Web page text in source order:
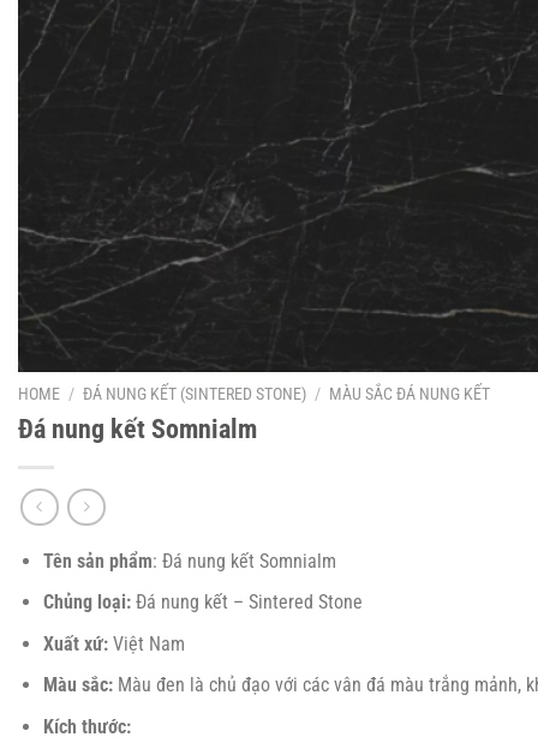
HOME / ĐÁ NUNG KẾT (SINTERED STONE) / MÀU SẮC ĐÁ NUNG KẾT
Đá nung kết Somnialm
Tên sản phẩm: Đá nung kết Somnialm
Chủng loại:Đá nung kết – Sintered Stone
Xuất xứ:Việt Nam
Màu sắc:Màu đen là chủ đạo với các vân đá màu trắng mảnh,
Kích thước: